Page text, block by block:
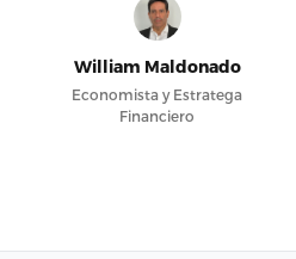
William Maldonado
Economista y Estratega
Financiero